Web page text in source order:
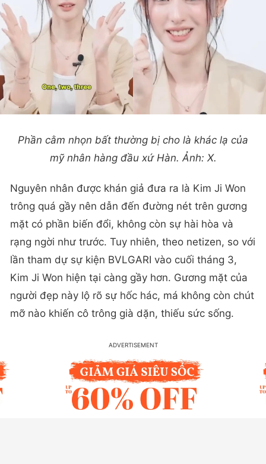
Phần cằm nhọn bất thường bị cho là khác lạ của
mỹ nhân hàng đầu xứ Hàn. Ảnh: X.
Nguyên nhân được khán giả đưa ra là Kim Ji Won
trông quá gầy nên dẫn đến đường nét trên gương
mặt có phần biến đổi, không còn sự hài hòa và
rạng ngời như trước. Tuy nhiên, theo netizen, so với
lần tham dự sự kiện BVLGARI vào cuối tháng 3,
Kim Ji Won hiện tại càng gầy hơn. Gương mặt của
người đẹp này lộ rõ sự hốc hác, má không còn chút
mỡ nào khiến cô trông già dặn, thiếu sức sống.